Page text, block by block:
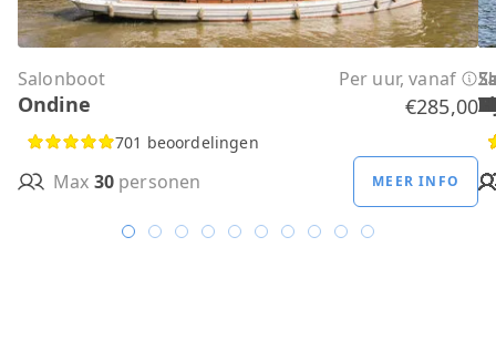
Salonboot Per uur, vanaf
Ondine €285,00
701 beoordelingen
Max 30personen MEER INFO